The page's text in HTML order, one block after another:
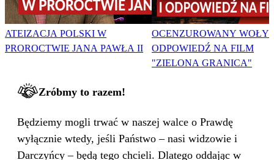
ATEIZACJA POLSKI W
PROROCTWIE JANA PAWŁA II
OCENZUROWANY
ODPOWIEDŹ NA FILM
"ZIELONA GRANICA"
Zróbmy to razem!
Będziemy mogli trwać w naszej walce o Prawdę
wyłącznie wtedy, jeśli Państwo – nasi widzowie i
Darczyńcy – będą tego chcieli. Dlatego oddając w